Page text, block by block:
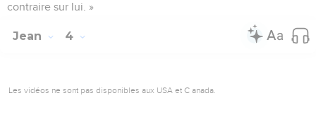
contraire sur lui. »
Jean 4
Les vidéos ne sont pas disponibles aux USA et C anada.